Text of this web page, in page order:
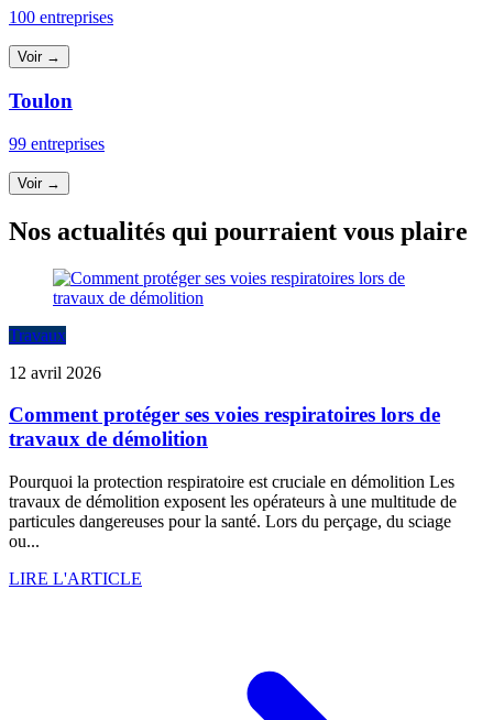
100 entreprises
Voir →
Toulon
99 entreprises
Voir →
Nos actualités qui pourraient vous plaire
Travaux
12 avril 2026
Comment protéger ses voies respiratoires lors de
travaux de démolition
Pourquoi la protection respiratoire est cruciale en démolition Les
travaux de démolition exposent les opérateurs à une multitude de
particules dangereuses pour la santé. Lors du perçage, du sciage
ou...
LIRE L'ARTICLE